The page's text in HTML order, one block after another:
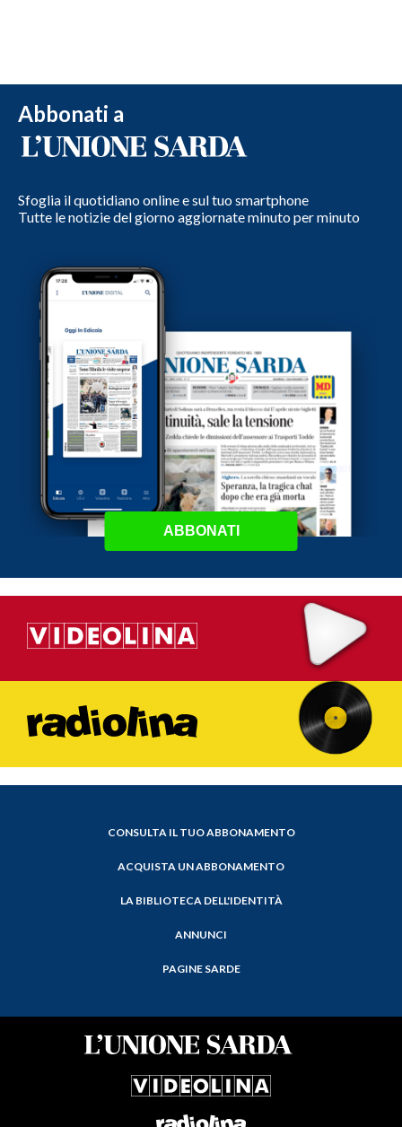
Abbonati a
Sfoglia il quotidiano online e sul tuo smartphone
Tutte le notizie del giorno aggiornate minuto per minuto
ABBONATI
CONSULTA IL TUO ABBONAMENTO
ACQUISTA UN ABBONAMENTO
LA BIBLIOTECA DELL'IDENTITÀ
ANNUNCI
PAGINE SARDE